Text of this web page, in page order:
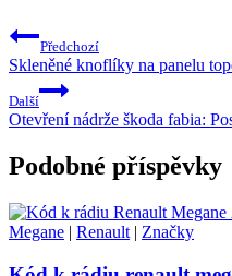
Předchozí
Skleněné knoflíky na panelu
Další
Otevření nádrže škoda fabia:
Podobné příspěvky
Megane | Renault | Značky